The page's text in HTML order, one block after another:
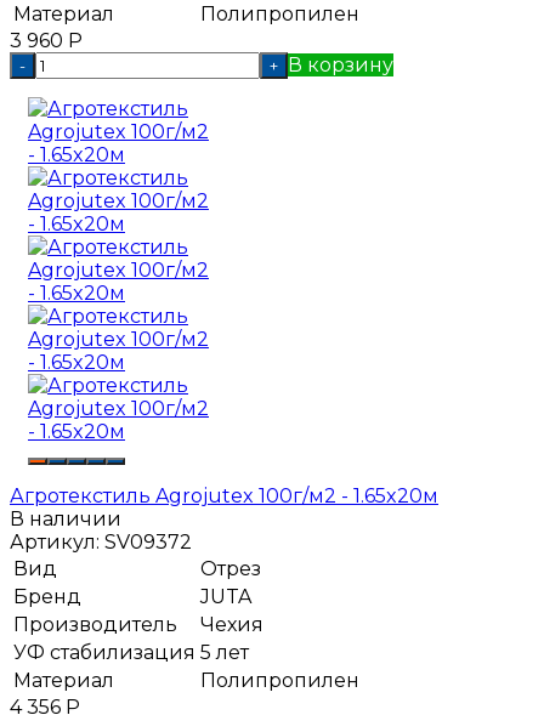
Материал
Полипропилен
3 960 Р
- + В корзину
Агротекстиль Agrojutex 100г/м2 - 1.65x20м
В наличии
Артикул: SV09372
Вид
Отрез
Бренд
JUTA
Производитель
Чехия
УФ стабилизация 5 лет
Материал
Полипропилен
4 356 Р